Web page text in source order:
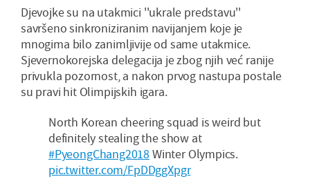
Djevojke su na utakmici ''ukrale predstavu''
savršeno sinkroniziranim navijanjem koje je
mnogima bilo zanimljivije od same utakmice.
Sjevernokorejska delegacija je zbog njih već ranije
privukla pozornost, a nakon prvog nastupa postale
su pravi hit Olimpijskih igara.
North Korean cheering squad is weird but
definitely stealing the show at
#PyeongChang2018Winter Olympics.
pic.twitter.com/FpDDggXpgr